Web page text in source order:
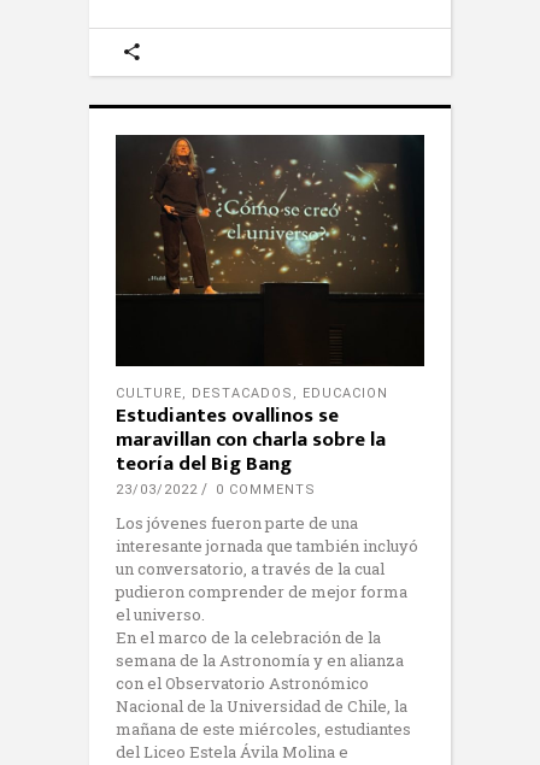
CULTURE, DESTACADOS , EDUCACION
Estudiantes ovallinos se
maravillan con charla sobre la
teoría del Big Bang
23/03/2022 0 COMMENTS
Los jóvenes fueron parte de una
interesante jornada que también incluyó
un conversatorio, a través de la cual
pudieron comprender de mejor forma
el universo.
En el marco de la celebración de la
semana de la Astronomía y en alianza
con el Observatorio Astronómico
Nacional de la Universidad de Chile, la
mañana de este miércoles, estudiantes
del Liceo Estela Ávila Molina e